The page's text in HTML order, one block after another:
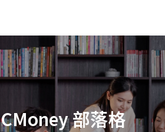
CMoney 部落格